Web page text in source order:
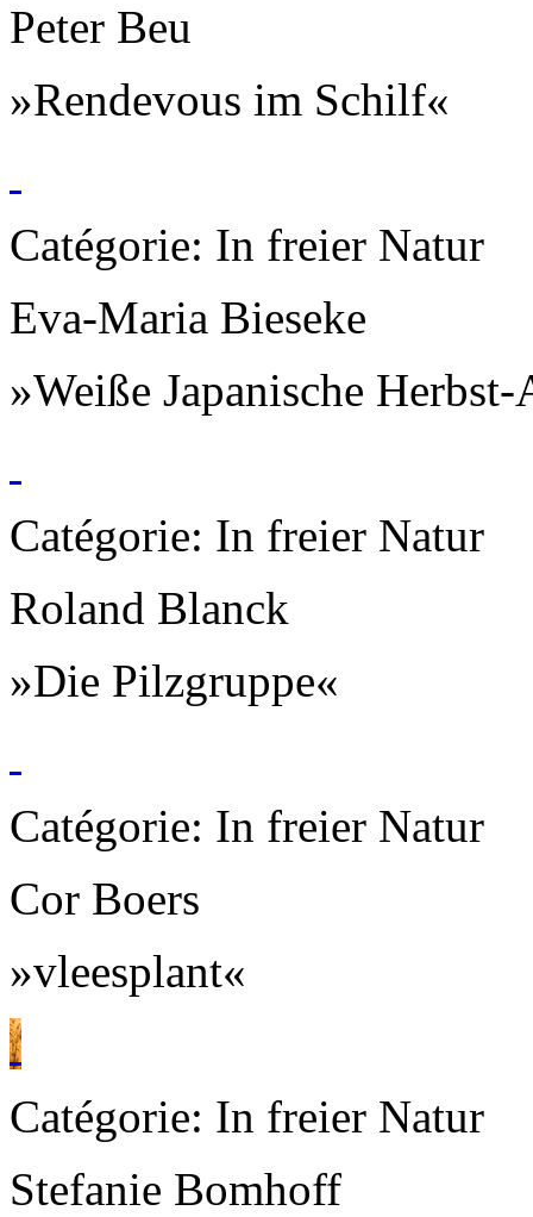
Peter Beu
»Rendevous im Schilf«
Catégorie: In freier Natur
Eva-Maria Bieseke
»Weiße Japanische
Catégorie: In freier Natur
Roland Blanck
»Die Pilzgruppe«
Catégorie: In freier Natur
Cor Boers
»vleesplant«
Catégorie: In freier Natur
Stefanie Bomhoff